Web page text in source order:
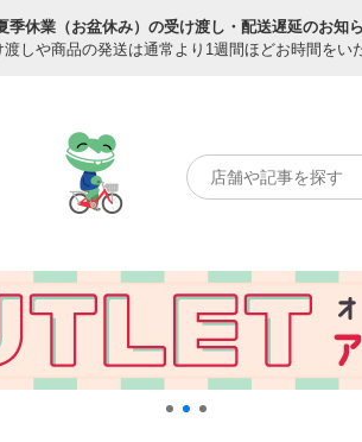
季休業（お盆休み）の受け渡し・配送遅延のお知
しや商品の発送は通常より1週間ほどお時間をい